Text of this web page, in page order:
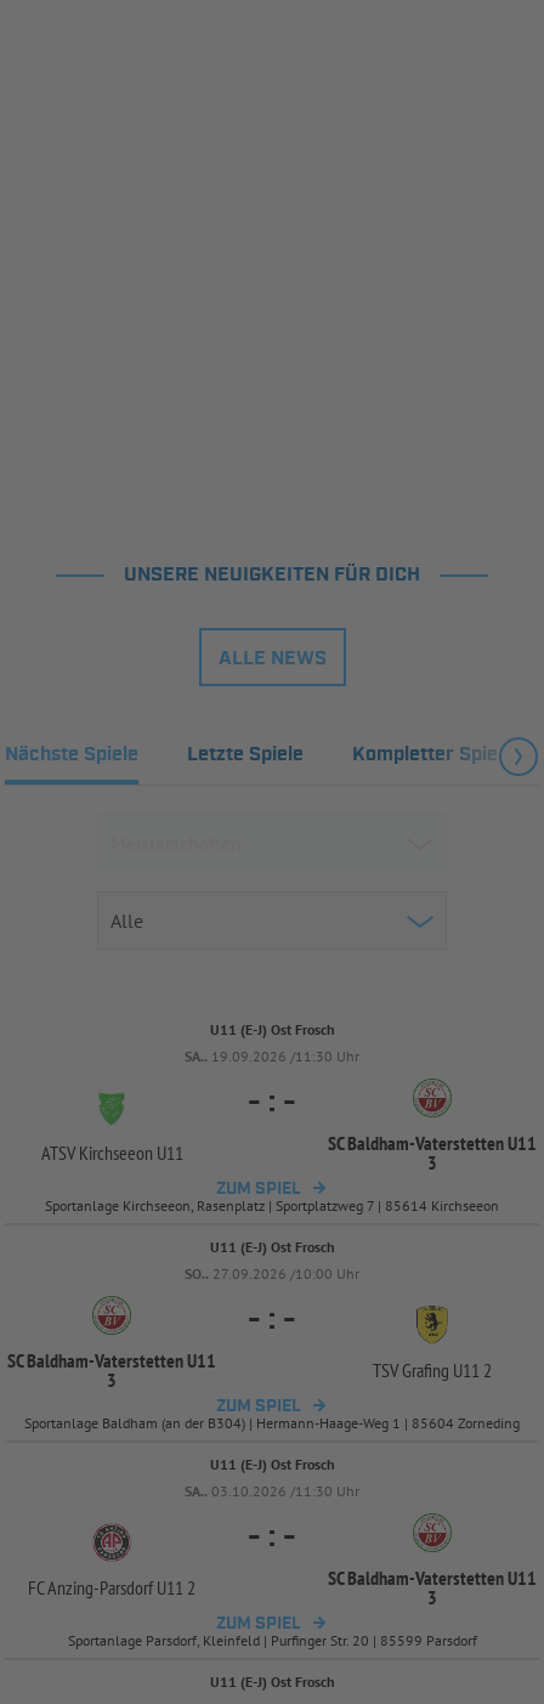
UNSERE NEUIGKEITEN FÜR DICH
ALLE NEWS
Nächste Spiele Letzte Spiele Kompletter Spielplan
U11 (E-J) Ost Frosch
SA.. 19.09.2026 /11:30 Uhr
ATSV Kirchseeon U11
- : -
SC Baldham-Vaterstetten U11
3
ZUM SPIEL
Sportanlage Kirchseeon, Rasenplatz | Sportplatzweg 7 | 85614 Kirchseeon
U11 (E-J) Ost Frosch
SO.. 27.09.2026 /10:00 Uhr
SC Baldham-Vaterstetten U11
3
- : -
TSV Grafing U11 2
ZUM SPIEL
Sportanlage Baldham (an der B304) | Hermann-Haage-Weg 1 | 85604 Zorneding
U11 (E-J) Ost Frosch
SA.. 03.10.2026 /11:30 Uhr
FC Anzing-Parsdorf U11 2
- : -
SC Baldham-Vaterstetten U11
3
ZUM SPIEL
Sportanlage Parsdorf, Kleinfeld | Purfinger Str. 20 | 85599 Parsdorf
U11 (E-J) Ost Frosch